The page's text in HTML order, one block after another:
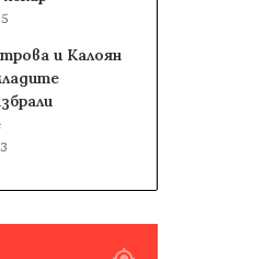
и Калоян